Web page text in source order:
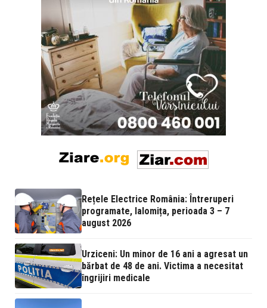
Rețele Electrice România: Întreruperi
programate, Ialomița, perioada 3 – 7
august 2026
Urziceni: Un minor de 16 ani a agresat un
bărbat de 48 de ani. Victima a necesitat
îngrijiri medicale